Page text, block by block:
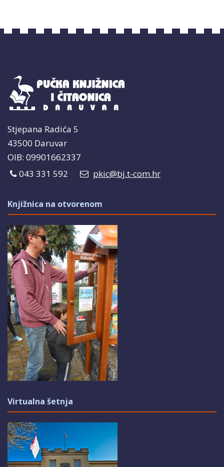
Stjepana Radića 5
43500 Daruvar
OIB: 09901662337
043 331 592
pkic@bj.t-com.hr
Knjižnica na otvorenom
Virtualna šetnja